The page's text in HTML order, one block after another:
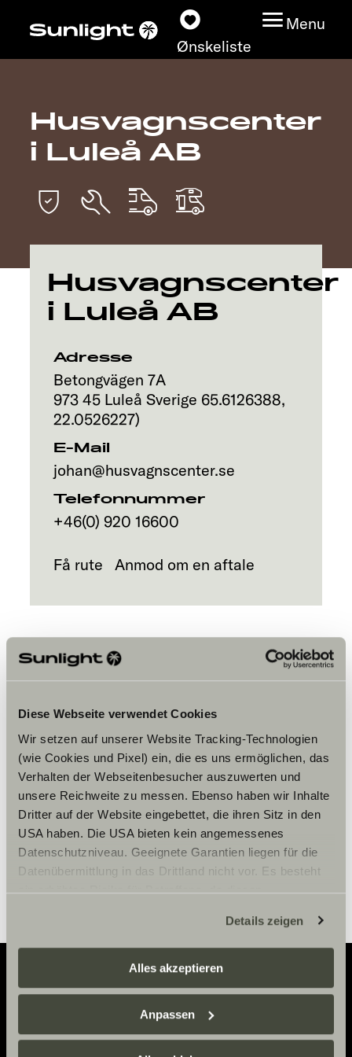
Diese Webseite verwendet Cookies
Wir setzen auf unserer Website Tracking-Technologien
(wie Cookies und Pixel) ein, die es uns ermöglichen, das
Verhalten der Webseitenbesucher auszuwerten und
unsere Reichweite zu messen. Ebenso haben wir Inhalte
Dritter auf der Website eingebettet, die ihren Sitz in den
USA haben. Die USA bieten kein angemessenes
Datenschutzniveau. Geeignete Garantien liegen für die
Datenübermittlung in das Drittland nicht vor. Es besteht
ein erhöhtes Risiko für Betroffene, da diesen
zustehen. Eingesetzte Dienstleister können Daten für
eigene Zwecke verarbeiten und mit anderen Daten
zusammenführen. Weitere Informationen finden Sie hier:
Datenschutzerklärung
einzelne Cookies/Dienste in den Einstellungen aus,
erteilen Sie uns Ihre Einwilligung zur Verarbeitung Ihrer
Details zeigen
Alles akzeptieren
Anpassen
Ønskeliste
Menu
Modeller
Find din Sunlight
Oplev
Husvagnscenter
i Luleå AB
Husvagnscenter
i Luleå AB
Adresse
Betongvägen 7A
973 45 Luleå Sverige 65.6126388,
22.0526227)
E-Mail
johan@husvagnscenter.se
Telefonnummer
+46(0) 920 16600
Få rute Anmod om en aftale
Accepter venligst
marketingcookies for at se
indholdet.
Cookie-indstillinger
Adventure
Now.